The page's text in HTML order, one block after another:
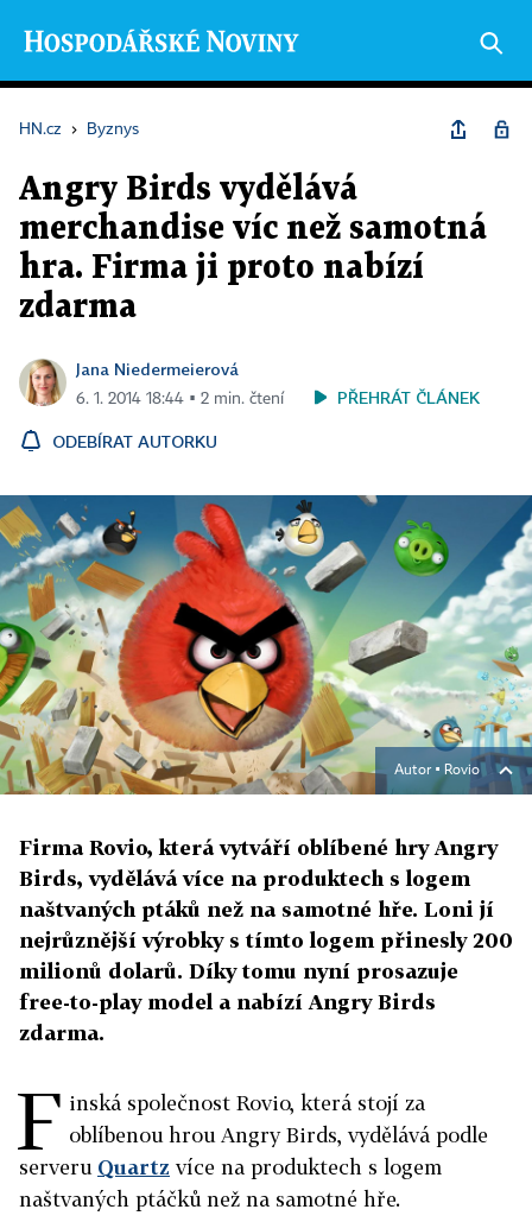
HN.cz › Byznys
Angry Birds vydělává
merchandise víc než samotná
hra. Firma ji proto nabízí
zdarma
Jana Niedermeierová
6. 1. 2014 18:44 ▪ 2 min. čtení PŘEHRÁT ČLÁNEK
ODEBÍRAT AUTORKU
Autor ▪ Rovio
Firma Rovio, která vytváří oblíbené hry Angry
Birds, vydělává více na produktech s logem
naštvaných ptáků než na samotné hře. Loni jí
nejrůznější výrobky s tímto logem přinesly 200
milionů dolarů. Díky tomu nyní prosazuje
free-to-play model a nabízí Angry Birds
zdarma.
F inská společnost Rovio, která stojí za
oblíbenou hrou Angry Birds, vydělává podle
serveru Quartz více na produktech s logem
naštvaných ptáčků než na samotné hře.